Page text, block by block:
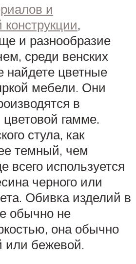
и
,
и разнообразие
среди венских
найдете цветные
мебели. Они
в
цветовой гамме.
стула, как
темный, чем
всего используется
черного или
Обивка изделий в
обычно не
она обычно
или бежевой.